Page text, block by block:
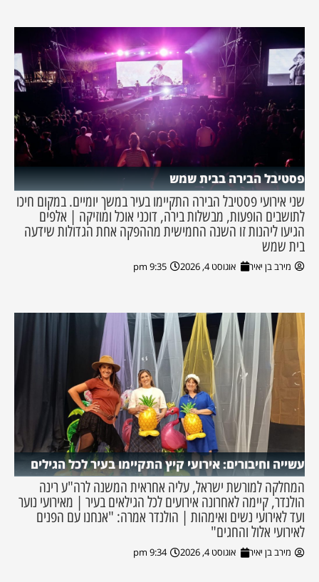
פסטיבל הבירה בבית שמש
שני אירועי פסטיבל הבירה התקיימו בעיר במשך יומיים. במקום חיכו
לתושבים הופעות, מבשלות בירה, דוכני אוכל ומוזיקה | אלפים
הגיעו ליהנות זו השנה החמישית מההפקה אחת הגדולות שידעה
בית שמש
מירב בן יאיר אוגוסט 4, 2026 9:35 pm
עשייה וחיבורים: אירועי קיץ התקיימו בעיר לכל הגילים
המחלקה למורשת ישראל, עליה אחראית המשנה לרה"ע רינה
הולנדר, קיימה לאחרונה אירועים לכל הגילאים בעיר | מאירועי נוער
ועד לאירועי נשים ואימהות | הולנדר אמרה: "אנחנו עם הפנים
לאירועי אלול והחגים"
מירב בן יאיר אוגוסט 4, 2026 9:34 pm